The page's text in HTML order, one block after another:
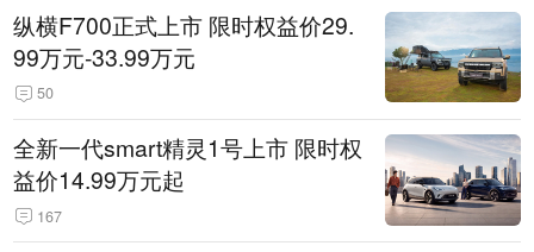
纵横F700正式上市 限时权益价29.
99万元-33.99万元
50
全新一代smart精灵1号上市 限时权
益价14.99万元起
167